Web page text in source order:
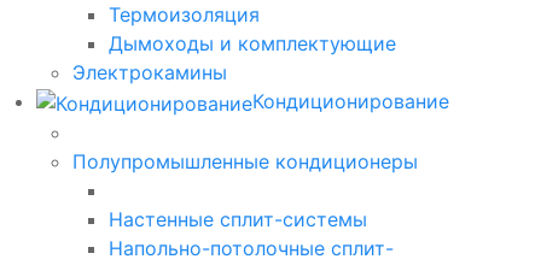
Термоизоляция
Дымоходы и комплектующие
Электрокамины
Кондиционирование
Полупромышленные кондиционеры
Настенные сплит-системы
Напольно-потолочные сплит-